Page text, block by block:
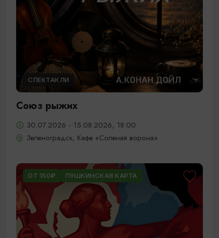
СПЕКТАКЛИ
Союз рыжих
30.07.2026 - 15.08.2026, 18:00
Зеленоградск, Кафе «Соленая ворона»
ОТ 150₽ ПУШКИНСКАЯ КАРТА